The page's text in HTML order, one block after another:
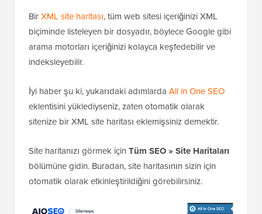
BirXML site haritası, tüm web sitesi içeriğinizi XML
biçiminde listeleyen bir dosyadır, böylece Google gibi
arama motorları içeriğinizi kolayca keşfedebilir ve
indeksleyebilir.
İyi haber şu ki, yukarıdaki adımlarda All in One SEO
eklentisini yüklediyseniz, zaten otomatik olarak
sitenize bir XML site haritası eklemişsiniz demektir.
Site haritanızı görmek için Tüm SEO » Site Haritaları
bölümüne gidin. Buradan, site haritasının sizin için
otomatik olarak etkinleştirildiğini görebilirsiniz.